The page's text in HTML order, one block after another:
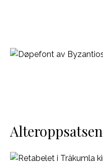
Alteroppsatsen